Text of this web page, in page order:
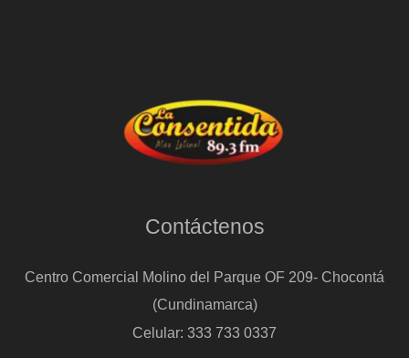
Contáctenos
Centro Comercial Molino del Parque OF 209- Chocontá
(Cundinamarca)
Celular: 333 733 0337